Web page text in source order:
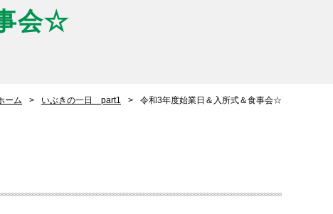
会☆
ーム いぶきの一日 part1 令和3年度始業日＆入所式＆食事会☆